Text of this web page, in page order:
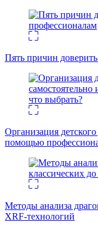
Пять причин
Организация
помощью
Методы анализа
XRF-технологий